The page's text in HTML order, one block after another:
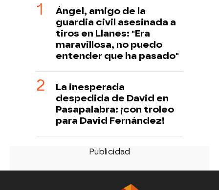
Ángel, amigo de la
guardia civil asesinada a
tiros en Llanes: "Era
maravillosa, no puedo
entender que ha pasado"
La inesperada
despedida de David en
Pasapalabra: ¡con troleo
para David Fernández!